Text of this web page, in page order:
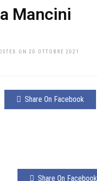
Mancini
ON 20 OTTOBRE 2021
Share On Facebook
Share On Facebook